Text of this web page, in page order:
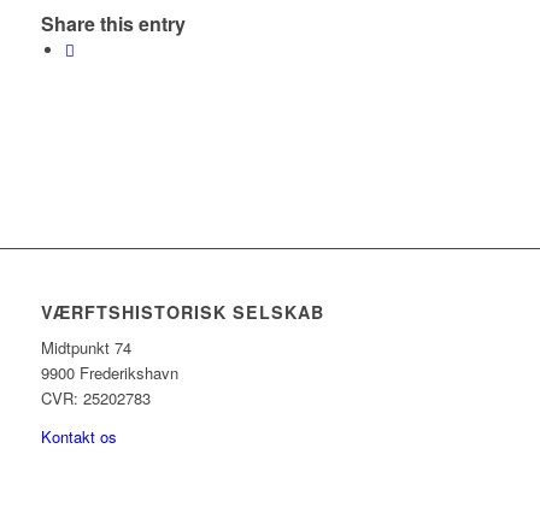
Share this entry
VÆRFTSHISTORISK SELSKAB
Midtpunkt 74
9900 Frederikshavn
CVR: 25202783
Kontakt os